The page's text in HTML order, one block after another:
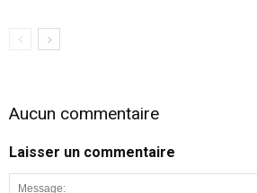
Aucun commentaire
Laisser un commentaire